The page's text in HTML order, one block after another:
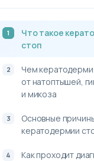
Что такое
стоп
Чем
от натоптышей,
и микоза
Основные
кератодермии
Как проходит